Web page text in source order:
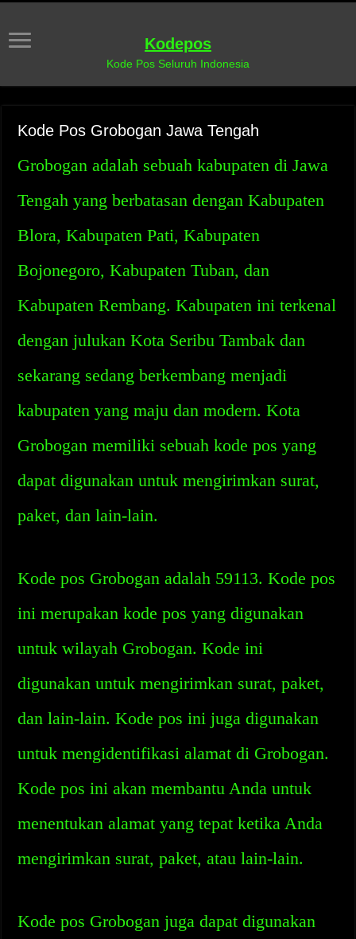
Kodepos
Kode Pos Seluruh Indonesia
Kode Pos Grobogan Jawa Tengah
Grobogan adalah sebuah kabupaten di Jawa
Tengah yang berbatasan dengan Kabupaten
Blora, Kabupaten Pati, Kabupaten
Bojonegoro, Kabupaten Tuban, dan
Kabupaten Rembang. Kabupaten ini terkenal
dengan julukan Kota Seribu Tambak dan
sekarang sedang berkembang menjadi
kabupaten yang maju dan modern. Kota
Grobogan memiliki sebuah kode pos yang
dapat digunakan untuk mengirimkan surat,
paket, dan lain-lain.
Kode pos Grobogan adalah 59113. Kode pos
ini merupakan kode pos yang digunakan
untuk wilayah Grobogan. Kode ini
digunakan untuk mengirimkan surat, paket,
dan lain-lain. Kode pos ini juga digunakan
untuk mengidentifikasi alamat di Grobogan.
Kode pos ini akan membantu Anda untuk
menentukan alamat yang tepat ketika Anda
mengirimkan surat, paket, atau lain-lain.
Kode pos Grobogan juga dapat digunakan